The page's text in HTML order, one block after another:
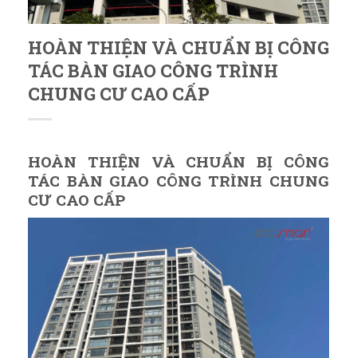
HOÀN THIỆN VÀ CHUẨN BỊ CÔNG
TÁC BÀN GIAO CÔNG TRÌNH
CHUNG CƯ CAO CẤP
HOÀN THIỆN VÀ CHUẨN BỊ CÔNG
TÁC BÀN GIAO CÔNG TRÌNH CHUNG
CƯ CAO CẤP